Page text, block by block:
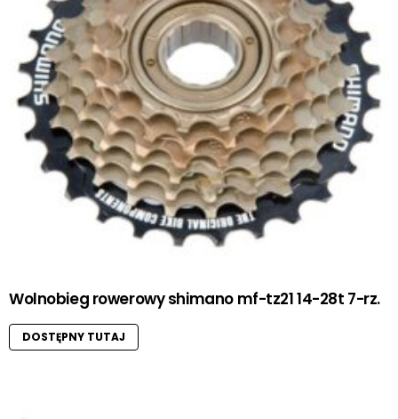
Wolnobieg rowerowy shimano mf-tz21 14-28t 7-rz.
DOSTĘPNY TUTAJ